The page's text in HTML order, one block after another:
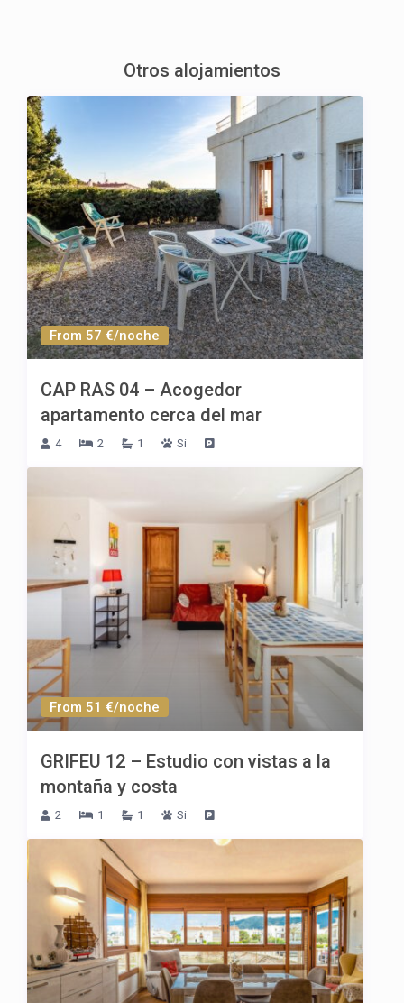
Otros alojamientos
From 57 €/noche
CAP RAS 04 – Acogedor
apartamento cerca del mar
4 2 1 Si
From 51 €/noche
GRIFEU 12 – Estudio con vistas a la
montaña y costa
2 1 1 Si